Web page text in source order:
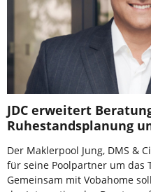
JDC erweitert
Ruhestandsplanung
Der Maklerpool Jung, DMS &
für seine Poolpartner um das
Gemeinsam mit Vobahome